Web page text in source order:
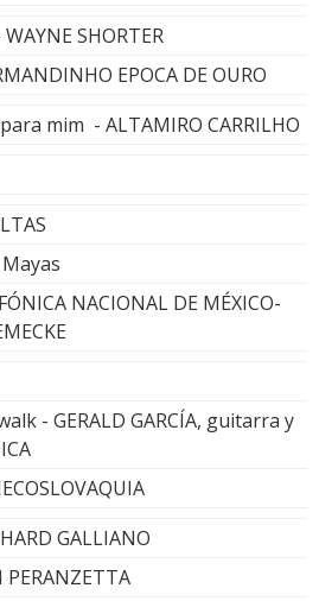
SHORTER
EPOCA DE OURO
mim - ALTAMIRO CARRILHO
NACIONAL DE MÉXICO-
- GERALD GARCÍA, guitarra y
GALLIANO